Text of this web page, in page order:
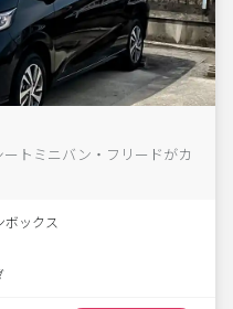
トミニバン・フリードがカ
ックス